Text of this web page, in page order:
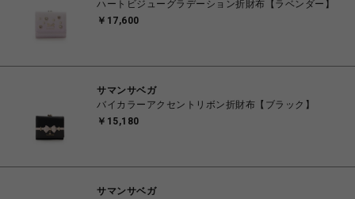
ハートビジューグラデーション折財布【ラベンダー】
￥17,600
サマンサベガ
バイカラーアクセントリボン折財布【ブラック】
￥15,180
サマンサベガ